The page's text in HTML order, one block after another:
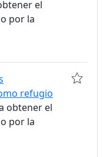
el
por la
refugio
obtener el
por la